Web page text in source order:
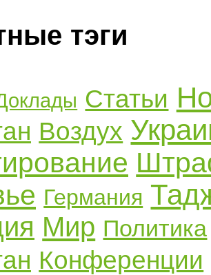
тэги
Статьи
Воздух
Германия
Мир Политика
Конференции